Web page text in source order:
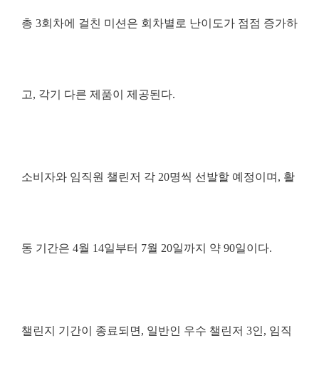
총 3회차에 걸친 미션은 회차별로 난이도가 점점 증가하
고, 각기 다른 제품이 제공된다.
소비자와 임직원 챌린저 각 20명씩 선발할 예정이며 , 활
동 기간은 4월 14일부터 7월 20일까지 약 90일이다.
챌린지 기간이 종료되면 , 일반인 우수 챌린저 3인, 임직